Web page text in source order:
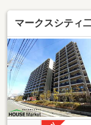
マークスシティ